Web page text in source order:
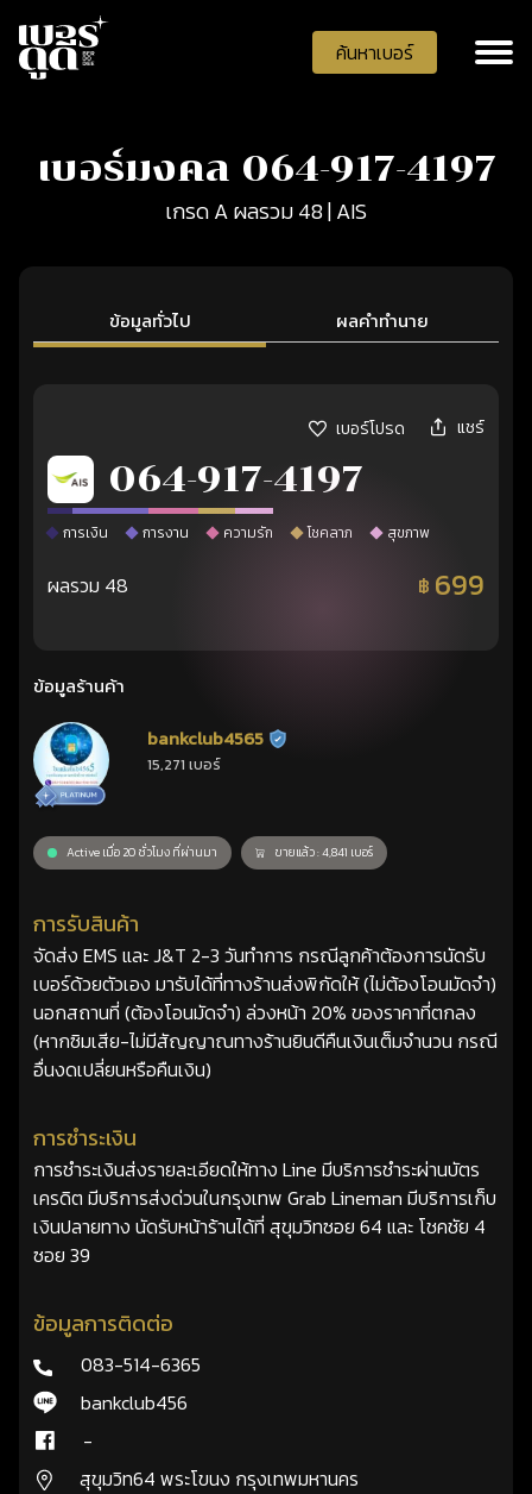
ค้นหาเบอร์
เบอร์มงคล 064-917-4197
เกรด A ผลรวม 48 | AIS
ข้อมูลทั่วไป ผลคำทำนาย
เบอร์โปรด แชร์
064-917-4197
การเงิน การงาน ความรัก โชคลาภ สุขภาพ
ผลรวม 48 ฿ 699
ข้อมูลร้านค้า
bankclub4565 ร้านยืนยันแล้ว
15,271 เบอร์
Active เมื่อ 20 ชั่วโมง ที่ผ่านมา ขายแล้ว : 4,841 เบอร์
การรับสินค้า
จัดส่ง EMS และ J&T 2-3 วันทำการ กรณีลูกค้าต้องการนัดรับ
เบอร์ด้วยตัวเอง มารับได้ที่ทางร้านส่งพิกัดให้ (ไม่ต้องโอนมัดจำ)
นอกสถานที่ (ต้องโอนมัดจำ) ล่วงหน้า 20% ของราคาที่ตกลง
(หากซิมเสีย-ไม่มีสัญญาณทางร้านยินดีคืนเงินเต็มจำนวน กรณี
อื่นงดเปลี่ยนหรือคืนเงิน)
การชำระเงิน
การชำระเงินส่งรายละเอียดให้ทาง Line มีบริการชำระผ่านบัตร
เครดิต มีบริการส่งด่วนในกรุงเทพ Grab Lineman มีบริการเก็บ
เงินปลายทาง นัดรับหน้าร้านได้ที่ สุขุมวิทซอย 64 และ โชคชัย 4
ซอย 39
ข้อมูลการติดต่อ
083-514-6365
bankclub456
-
สุขุมวิท64 พระโขนง กรุงเทพมหานคร